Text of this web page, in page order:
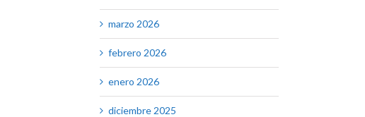
marzo 2026
febrero 2026
enero 2026
diciembre 2025